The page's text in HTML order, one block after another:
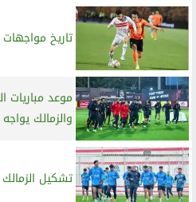
تاريخ مواجهات
موعد مباريات
والزمالك
تشكيل